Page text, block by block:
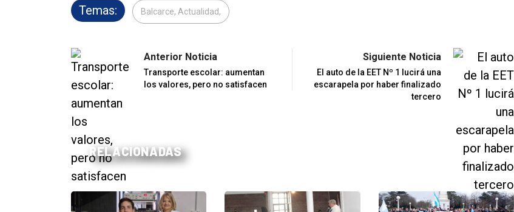
Temas: Balcarce, Actualidad,
Anterior Noticia
Transporte escolar: aumentan
los valores, pero no satisfacen
Siguiente Noticia
El auto de la EET Nº 1 lucirá una
escarapela por haber finalizado
tercero
RELACIONADAS